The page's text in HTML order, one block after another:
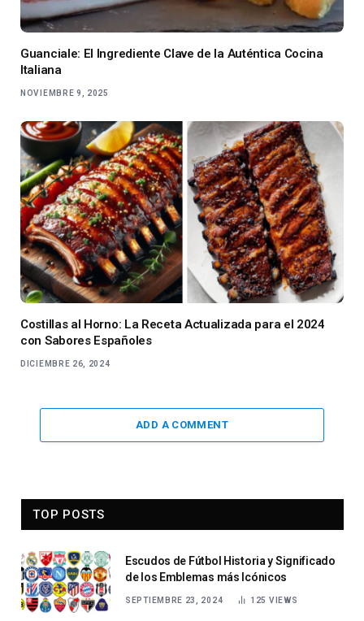
Guanciale: El Ingrediente Clave de la Auténtica Cocina
Italiana
NOVIEMBRE 9, 2025
Costillas al Horno: La Receta Actualizada para el 2024
con Sabores Españoles
DICIEMBRE 26, 2024
ADD A COMMENT
TOP POSTS
Escudos de Fútbol Historia y Significado
de los Emblemas más Icónicos
SEPTIEMBRE 23, 2024 125 VIEWS